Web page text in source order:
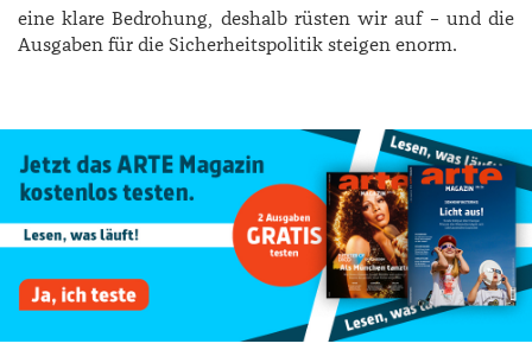
eine klare Bedrohung, deshalb rüsten wir auf – und die
Aus­gaben für die Sicherheitspolitik steigen enorm.